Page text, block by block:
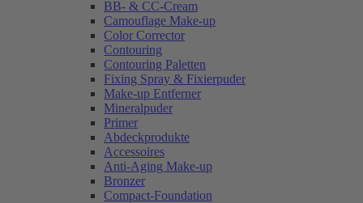
BB- & CC-Cream
Camouflage Make-up
Color Corrector
Contouring
Contouring Paletten
Fixing Spray & Fixierpuder
Make-up Entferner
Mineralpuder
Primer
Abdeckprodukte
Accessoires
Anti-Aging Make-up
Bronzer
Compact-Foundation